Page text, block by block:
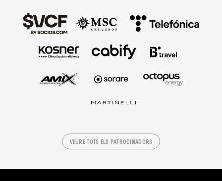
VEURE TOTS ELS PATROCINADORS